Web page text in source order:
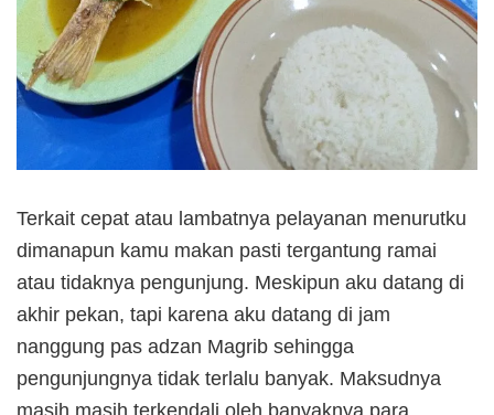
Terkait cepat atau lambatnya pelayanan menurutku
dimanapun kamu makan pasti tergantung ramai
atau tidaknya pengunjung. Meskipun aku datang di
akhir pekan, tapi karena aku datang di jam
nanggung pas adzan Magrib sehingga
pengunjungnya tidak terlalu banyak. Maksudnya
masih masih terkendali oleh banyaknya para